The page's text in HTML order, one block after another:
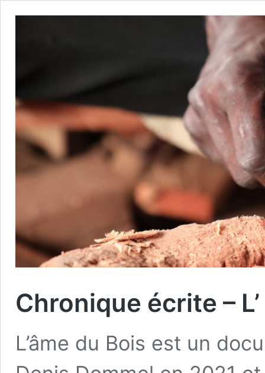
Chronique écrite –
L’âme du Bois est un